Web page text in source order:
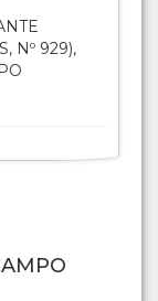
Nº 929),